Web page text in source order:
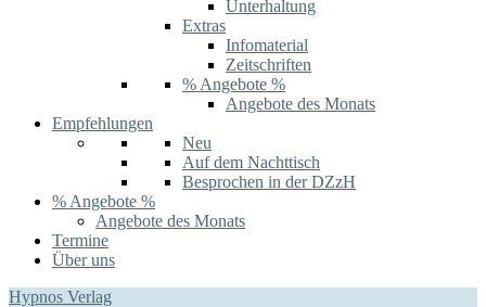
Unterhaltung
Extras
Infomaterial
Zeitschriften
% Angebote %
Angebote des Monats
Empfehlungen
Neu
Auf dem Nachttisch
Besprochen in der DZzH
% Angebote %
Angebote des Monats
Termine
Über uns
Hypnos Verlag